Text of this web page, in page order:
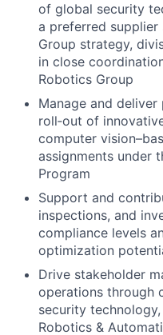
of global security
a preferred
Group strategy,
in close
Robotics Group
Manage and
roll‑out of
computer
assignments under
Program
Support and
inspections, and
compliance levels
optimization
Drive stakeholder
operations through
security
Robotics &